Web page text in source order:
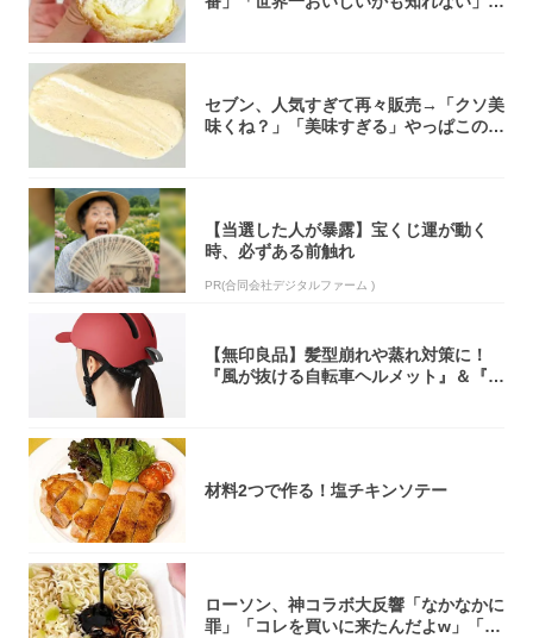
セブン、人気すぎて再々販売→「クソ美
味くね？」「美味すぎる」やっぱこのク
【当選した人が暴露】宝くじ運が動く
時、必ずある前触れ
PR(合同会社デジタルファーム )
【無印良品】髪型崩れや蒸れ対策に！
『風が抜ける自転車ヘルメット』＆『2
材料2つで作る！塩チキンソテー
ローソン、神コラボ大反響「なかなかに
罪」「コレを買いに来たんだよw」「３